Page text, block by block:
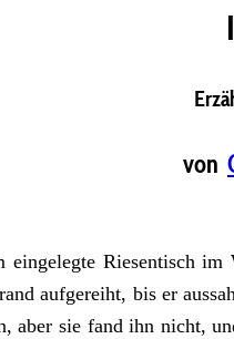
von
Riesentisch
aufgereiht, bis er
aber sie fand ihn nicht,